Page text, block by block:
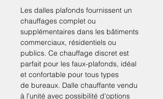
Les dalles plafonds fournissent un
chauffages complet ou
supplémentaires dans les bâtiments
commerciaux, résidentiels ou
publics. Ce chauffage discret est
parfait pour les faux-plafonds, idéal
et confortable pour tous types
de bureaux. Dalle chauffante vendu
à l'unité avec possibilité d'options